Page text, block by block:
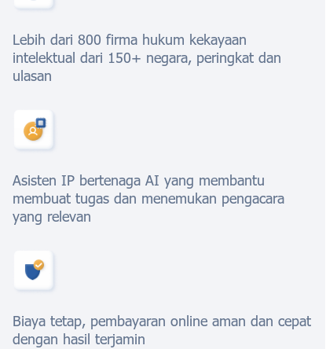
Lebih dari 800 firma hukum kekayaan
intelektual dari 150+ negara, peringkat dan
ulasan
Asisten IP bertenaga AI yang membantu
membuat tugas dan menemukan pengacara
yang relevan
Biaya tetap, pembayaran online aman dan cepat
dengan hasil terjamin